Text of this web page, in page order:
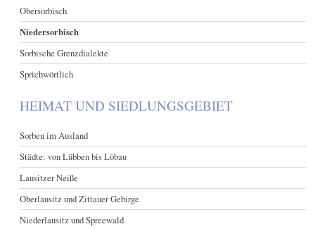
Obersorbisch
Niedersorbisch
Sorbische Grenzdialekte
Sprichwörtlich
HEIMAT UND SIEDLUNGSGEBIET
Sorben im Ausland
Städte: von Lübben bis Löbau
Lausitzer Neiße
Oberlausitz und Zittauer Gebirge
Niederlausitz und Spreewald